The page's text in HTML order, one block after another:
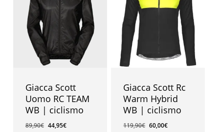
Giacca Scott
Uomo RC TEAM
WB | ciclismo
89,90€ 44,95€
Giacca Scott Rc
Warm Hybrid
WB | ciclismo
119,90€ 60,00€